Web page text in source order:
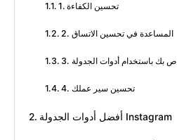
1. تحسين الكفاءة
2. المساعدة في تحسين الاتساق
بك باستخدام أدوات الجدولة
4. تحسين سير عملك
أفضل أدوات الجدولة Instagram